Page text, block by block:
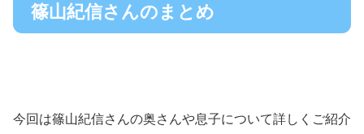
篠山紀信さんのまとめ
今回は篠山紀信さんの奥さんや息子について詳しくご紹介